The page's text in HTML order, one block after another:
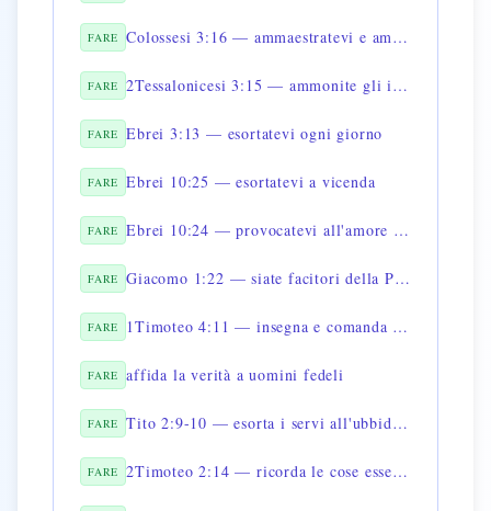
FARE Colossesi 3:16 — ammaestratevi e ammonitevi gli uni gli altri
FARE 2Tessalonicesi 3:15 — ammonite gli indisciplinati
FARE Ebrei 3:13 — esortatevi ogni giorno
FARE Ebrei 10:25 — esortatevi a vicenda
FARE Ebrei 10:24 — provocatevi all'amore e alle buone opere
FARE Giacomo 1:22 — siate facitori della Parola
FARE 1Timoteo 4:11 — insegna e comanda queste cose
FARE affida la verità a uomini fedeli
FARE Tito 2:9-10 — esorta i servi all'ubbidienza
FARE 2Timoteo 2:14 — ricorda le cose essenziali